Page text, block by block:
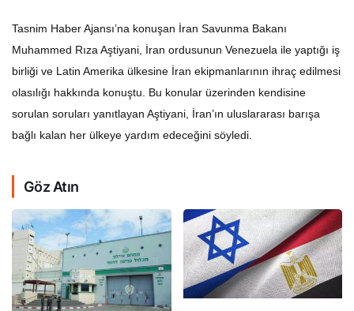
Tasnim Haber Ajansı’na konuşan İran Savunma Bakanı
Muhammed Rıza Aştiyani, İran ordusunun Venezuela ile yaptığı iş
birliği ve Latin Amerika ülkesine İran ekipmanlarının ihraç edilmesi
olasılığı hakkında konuştu. Bu konular üzerinden kendisine
sorulan soruları yanıtlayan Aştiyani, İran’ın uluslararası barışa
bağlı kalan her ülkeye yardım edeceğini söyledi.
Göz Atın